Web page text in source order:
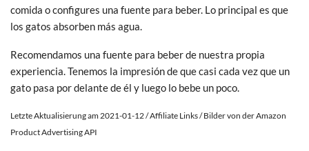
comida o configures una fuente para beber. Lo principal es que
los gatos absorben más agua.
Recomendamos una fuente para beber de nuestra propia
experiencia. Tenemos la impresión de que casi cada vez que un
gato pasa por delante de él y luego lo bebe un poco.
Letzte Aktualisierung am 2021-01-12 / Affiliate Links / Bilder von der Amazon
Product Advertising API